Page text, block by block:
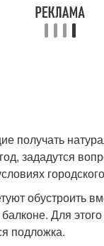
получать
зададутся
обустроить
Для
подложка.